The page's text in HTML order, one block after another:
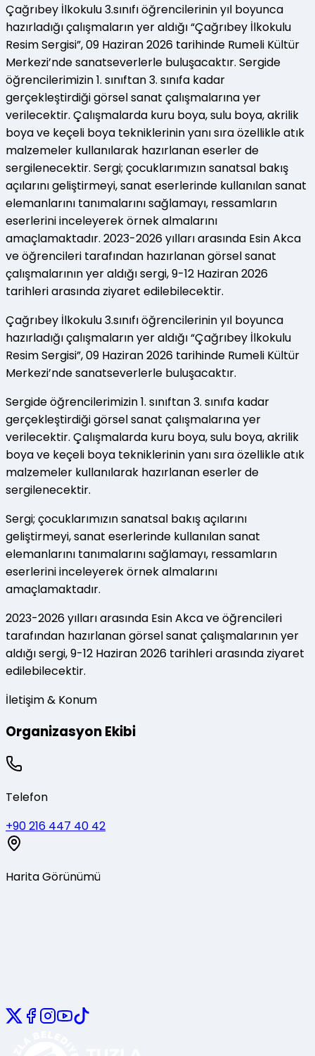
Çağrıbey İlkokulu 3.sınıfı öğrencilerinin yıl boyunca
hazırladığı çalışmaların yer aldığı “Çağrıbey İlkokulu
Resim Sergisi”, 09 Haziran 2026 tarihinde Rumeli Kültür
Merkezi’nde sanatseverlerle buluşacaktır. Sergide
öğrencilerimizin 1. sınıftan 3. sınıfa kadar
gerçekleştirdiği görsel sanat çalışmalarına yer
verilecektir. Çalışmalarda kuru boya, sulu boya, akrilik
boya ve keçeli boya tekniklerinin yanı sıra özellikle atık
malzemeler kullanılarak hazırlanan eserler de
sergilenecektir. Sergi; çocuklarımızın sanatsal bakış
açılarını geliştirmeyi, sanat eserlerinde kullanılan sanat
elemanlarını tanımalarını sağlamayı, ressamların
eserlerini inceleyerek örnek almalarını
amaçlamaktadır. 2023-2026 yılları arasında Esin Akca
ve öğrencileri tarafından hazırlanan görsel sanat
çalışmalarının yer aldığı sergi, 9-12 Haziran 2026
tarihleri arasında ziyaret edilebilecektir.
Çağrıbey İlkokulu 3.sınıfı öğrencilerinin yıl boyunca
hazırladığı çalışmaların yer aldığı “Çağrıbey İlkokulu
Resim Sergisi”, 09 Haziran 2026 tarihinde Rumeli Kültür
Merkezi’nde sanatseverlerle buluşacaktır.
Sergide öğrencilerimizin 1. sınıftan 3. sınıfa kadar
gerçekleştirdiği görsel sanat çalışmalarına yer
verilecektir. Çalışmalarda kuru boya, sulu boya, akrilik
boya ve keçeli boya tekniklerinin yanı sıra özellikle atık
malzemeler kullanılarak hazırlanan eserler de
sergilenecektir.
Sergi; çocuklarımızın sanatsal bakış açılarını
geliştirmeyi, sanat eserlerinde kullanılan sanat
elemanlarını tanımalarını sağlamayı, ressamların
eserlerini inceleyerek örnek almalarını
amaçlamaktadır.
2023-2026 yılları arasında Esin Akca ve öğrencileri
tarafından hazırlanan görsel sanat çalışmalarının yer
aldığı sergi, 9-12 Haziran 2026 tarihleri arasında ziyaret
edilebilecektir.
İletişim & Konum
Organizasyon Ekibi
Telefon
+90 216 447 40 42
Harita Görünümü